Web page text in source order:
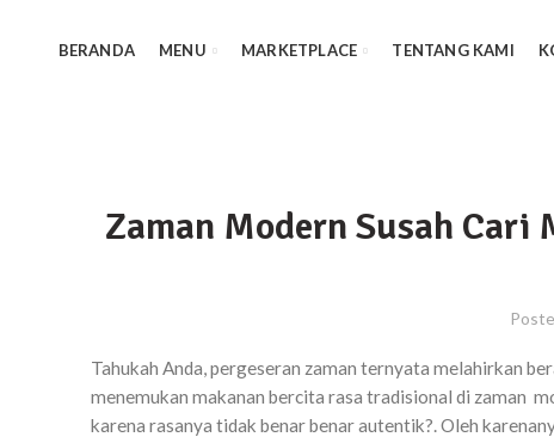
BERANDA MENU MARKETPLACE TENTANG KAMI
Zaman Modern Susah
Tahukah Anda, pergeseran zaman ternyata melahirkan
menemukan makanan bercita rasa tradisional di zaman
karena rasanya tidak benar benar autentik?. Oleh